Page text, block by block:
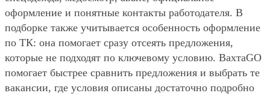
оформление и понятные контакты работодателя. В
подборке также учитывается особенность оформление
по ТК: она помогает сразу отсеять предложения,
которые не подходят по ключевому условию. ВахтаGO
помогает быстрее сравнить предложения и выбрать те
вакансии, где условия описаны достаточно подробно